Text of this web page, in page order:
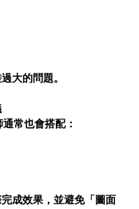
大的問題。
常也會搭配：
成效果，並避免「圖面